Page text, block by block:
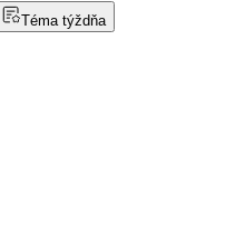
Téma týždňa